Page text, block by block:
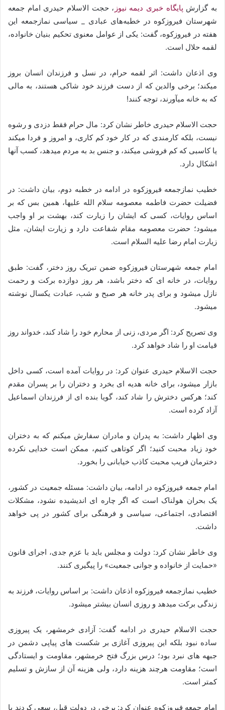
به گزارش پایگاه خبری دیمه نیوز ، حجت الاسلام حیدری امام جمعه
شهرستان فیروزکوه در خطبه‌های عبادی _ سیاسی نمازجمعه این
هفته در فیروزکوه، گفت: یکی از عوامل معنوی تحکیم بنیان خانواده،
لقمه حلال است.
وی اذعان داشت: اثر لقمه حرام، در نسل و فرزندان انسان بروز
میکند؛ برخی والدین که از دست فرزند خود شاکی هستند، به مالی
که به خانه میآورند، توجه کنند!
حجت الاسلام حیدری خاطر نشان کرد: مال حرام فقط دزدی و رشوه
نیست، بلکه کارمندی که در کار خود کم کاری، و امروز و فردا میکند
یا کاسبی که کم فروشی میکند، و جنس بد به مردم میدهد، کسب آنها
اشکال دارد.
خطیب نمازجمعه فیروزکوه در ادامه در خطبه دوم، بیان داشت: در
فضیلت حضرت فاطمه معصومه سلام الله علیها، همین بس که بر
اساس روایات، کسی که ایشان را زیارت کند، بهشت بر او واجب
میشود؛ حضرت معصومه مقام شفاعت دارد و زیارت ایشان، مثل
زیارت امام رضا علیه السلام است.
امام جمعه شهرستان فیروزکوه ضمن تبریک روز دختر، گفت: طبق
روایات، در خانه ای که دختر باشد، هر روز دوازده برکت و رحمت
نازل میشود و برای پدر خانه هر صبح و شب، عبادت یکسال نوشته
میشود.
وی تصریح کرد: اگر مردی، زنی از محارم خود را شاد کند، خدواند روز
قیامت او را شاد خواهد کرد.
حجت الاسلام حیدری عنوان کرد: در روایات آمده است، کسی داخل
بازار میشود، برای خانه هدیه ای بخرد و دختران را بر پسران مقدم
کند؛ هرکس دخترش را شاد کند، گویا بنده ای از فرزندان اسماعیل
آزاد کرده است.
وی اظهار داشت: به پدران و مادران سفارش میکنم که به دختران
خود زیاد محبت کنید؛ اگر کوتاهی کنیم، ممکن است خدایی نکرده
دخترمان فریب محبت کاذب خیابانی را بخورد.
امام جمعه فیروزکوه در ادامه، بیان داشت: مسئله جمعیت در کشور،
یک بحران هولناک است که اگر چاره ای اندیشیده نشود، مشکلات
اقتصادی، اجتماعی، سیاسی و فرهنگی برای کشور در پی خواهد
داشت.
وی خاطر نشان کرد: دولت و مجلس باید با عزم جدی، اجرای قانون
«حمایت از خانواده و جوانی جمعیت» را پیگیری کنند.
خطیب نمازجمعه فیروزکوه اذعان داشت: بر اساس روایات، فرزند به
زندگی برکت میدهد و روزی انسان بیشتر میشود.
حجت الاسلام حیدری در ادامه گفت: آزادی خرمشهر، یک پیروزی
ساده نبود بلکه این پیروزی آغازی بر شکست های پیاپی دشمن در
جبهه های نبرد بود؛ درس بزرگ فتح خرمشهر، مقاومت و ایستادگی
است؛ مقاومت هرچند هزینه دارد، ولی هزینه آن از سازش و تسلیم
کمتر است.
امام جمعه فیروزکوه عنوان کرد: برخی در دولت قبل، سعی کردند با